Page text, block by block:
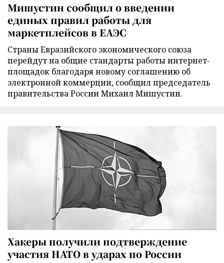
Мишустин сообщил о введении
единых правил работы для
маркетплейсов в ЕАЭС
Страны Евразийского экономического союза
перейдут на общие стандарты работы интернет-
площадок благодаря новому соглашению об
электронной коммерции, сообщил председатель
правительства России Михаил Мишустин.
Хакеры получили подтверждение
участия НАТО в ударах по России